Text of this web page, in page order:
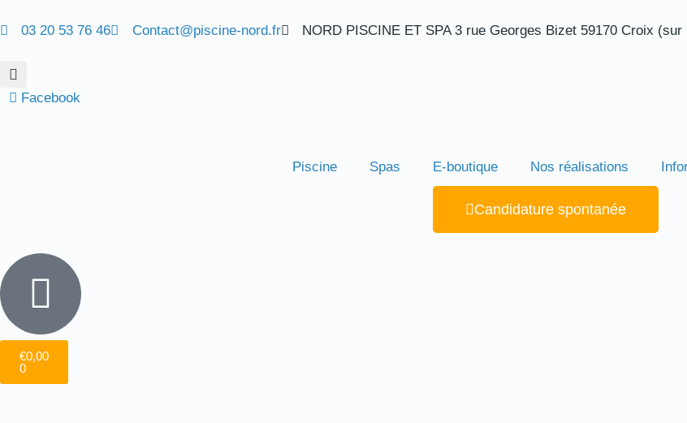
03 20 53 76 46 Contact@piscine-nord.fr NORD PISCINE ET SPA 3 rue Georges Bizet 59170 Croix (sur
Facebook
Piscine Spas E-boutique Nos réalisations
Candidature spontanée
€0,00
0